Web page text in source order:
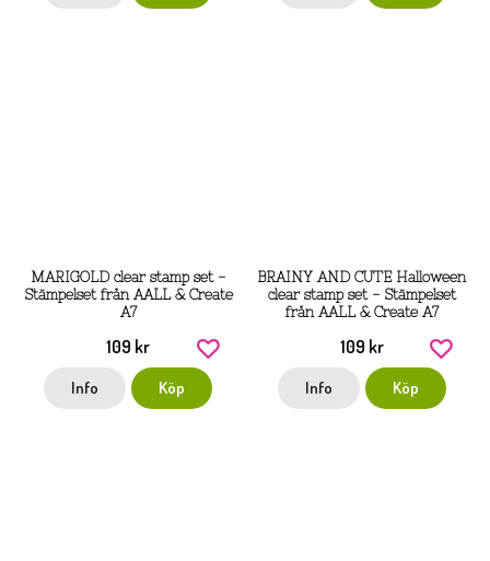
MARIGOLD clear stamp set -
Stämpelset från AALL & Create
A7
109 kr
Info Köp
BRAINY AND CUTE Halloween
clear stamp set - Stämpelset
från AALL & Create A7
109 kr
Info Köp